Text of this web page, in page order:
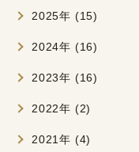
2025年 (15)
2024年 (16)
2023年 (16)
2022年 (2)
2021年 (4)